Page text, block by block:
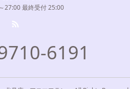
27:00 最終受付 25:00
6191